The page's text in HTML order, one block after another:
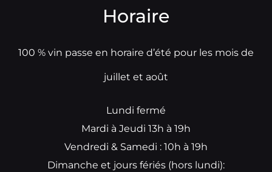
Horaire
100 % vin passe en horaire d’été pour les mois de
juillet et août
Lundi fermé
Mardi à Jeudi 13h à 19h
Vendredi & Samedi : 10h à 19h
Dimanche et jours fériés (hors lundi):